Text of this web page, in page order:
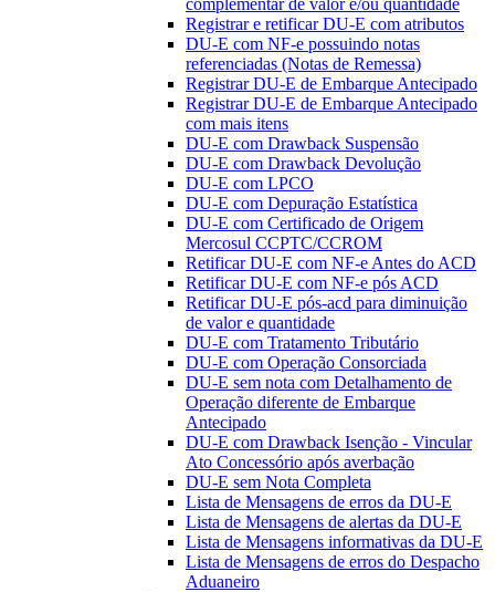
complementar de valor e/ou quantidade
Registrar e retificar DU-E com atributos
DU-E com NF-e possuindo notas
referenciadas (Notas de Remessa)
Registrar DU-E de Embarque Antecipado
Registrar DU-E de Embarque Antecipado
com mais itens
DU-E com Drawback Suspensão
DU-E com Drawback Devolução
DU-E com LPCO
DU-E com Depuração Estatística
DU-E com Certificado de Origem
Mercosul CCPTC/CCROM
Retificar DU-E com NF-e Antes do ACD
Retificar DU-E com NF-e pós ACD
Retificar DU-E pós-acd para diminuição
de valor e quantidade
DU-E com Tratamento Tributário
DU-E com Operação Consorciada
DU-E sem nota com Detalhamento de
Operação diferente de Embarque
Antecipado
DU-E com Drawback Isenção - Vincular
Ato Concessório após averbação
DU-E sem Nota Completa
Lista de Mensagens de erros da DU-E
Lista de Mensagens de alertas da DU-E
Lista de Mensagens informativas da DU-E
Lista de Mensagens de erros do Despacho
Aduaneiro